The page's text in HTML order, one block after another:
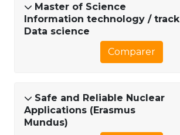
Master of Science
Information technology / track
Data science
Comparer
Safe and Reliable Nuclear
Applications (Erasmus
Mundus)